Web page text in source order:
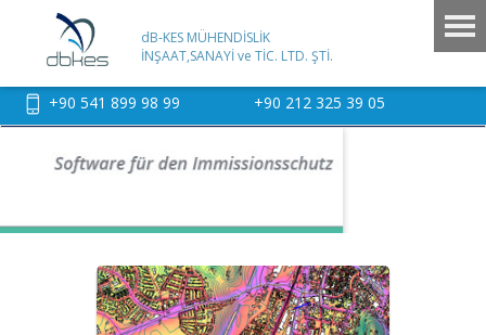
dB-KES MÜHENDİSLİK
İNŞAAT,SANAYİ ve TİC. LTD. ŞTİ.
+90 541 899 98 99 +90 212 325 39 05